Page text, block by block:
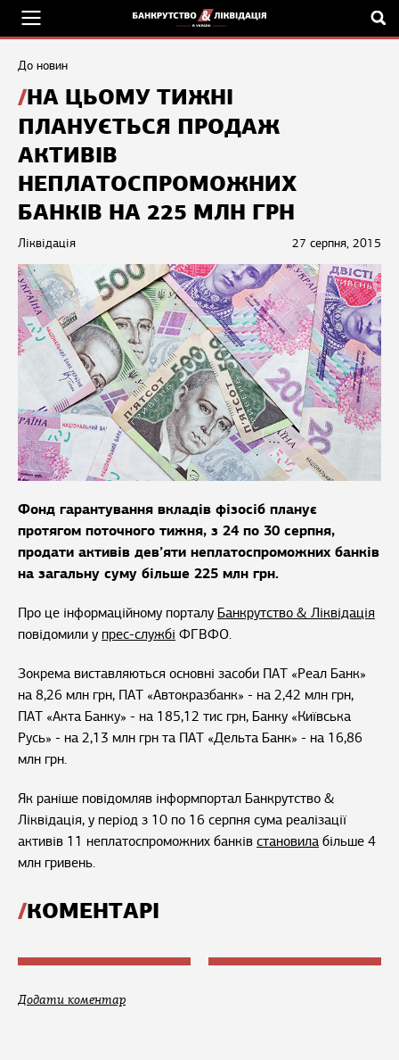
До новин
НА ЦЬОМУ ТИЖНІ
ПЛАНУЄТЬСЯ ПРОДАЖ
АКТИВІВ
НЕПЛАТОСПРОМОЖНИХ
БАНКІВ НА 225 МЛН ГРН
27 серпня, 2015
Ліквідація
Фонд гарантування вкладів фізосіб планує
протягом поточного тижня, з 24 по 30 серпня,
продати активів дев’яти неплатоспроможних банків
на загальну суму більше 225 млн грн.
Про це інформаційному порталу Банкрутство & Ліквідація
повідомили у прес-службі ФГВФО.
Зокрема виставляються основні засоби ПАТ «Реал Банк»
на 8,26 млн грн, ПАТ «Автокразбанк» - на 2,42 млн грн,
ПАТ «Акта Банку» - на 185,12 тис грн, Банку «Київська
Русь» - на 2,13 млн грн та ПАТ «Дельта Банк» - на 16,86
млн грн.
Як раніше повідомляв інформпортал Банкрутство &
Ліквідація, у період з 10 по 16 серпня сума реалізації
активів 11 неплатоспроможних банків становила більше 4
млн гривень.
КОМЕНТАРІ
Додати коментар